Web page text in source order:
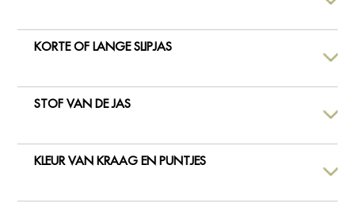
KORTE OF LANGE SLIPJAS
STOF VAN DE JAS
KLEUR VAN KRAAG EN PUNTJES